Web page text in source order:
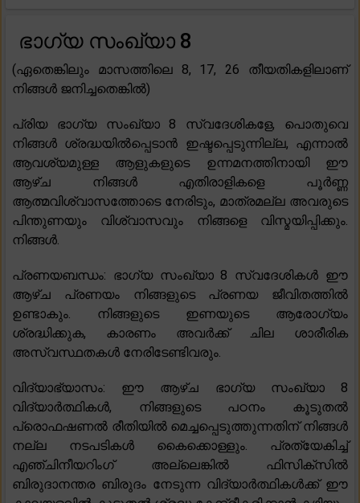
ഭാഗ്യ സംഖ്യാ 8
(ഏതെങ്കിലും മാസത്തിലെ 8, 17, 26 തീയതികളിലാണ്
നിങ്ങൾ ജനിച്ചതെങ്കിൽ)
പ്രിയ ഭാഗ്യ സംഖ്യാ 8 സ്വദേശികളേ, പൊതുവെ
നിങ്ങൾ ശ്രദ്ധയിൽപ്പെടാൻ ഇഷ്ടപ്പെടുന്നില്ല, എന്നാൽ
ആവശ്യമുള്ള ആളുകളുടെ ഉന്നമനത്തിനായി ഈ
ആഴ്ച നിങ്ങൾ എതിരാളികളെ പൂർണ്ണ
ആത്മവിശ്വാസത്തോടെ നേരിടും, മാത്രമല്ല അവരുടെ
പിന്തുണയും വിശ്വാസവും നിങ്ങളെ വിസ്മയിപ്പിക്കും.
നിങ്ങൾ.
പ്രണയബന്ധം: ഭാഗ്യ സംഖ്യാ 8 സ്വദേശികൾ ഈ
ആഴ്ച പ്രണയം നിങ്ങളുടെ പ്രണയ ജീവിതത്തിൽ
ഉണ്ടാകും. നിങ്ങളുടെ ഇണയുടെ ആരോഗ്യം
ശ്രദ്ധിക്കുക, കാരണം അവർക്ക് ചില ശാരീരിക
അസ്വസ്ഥതകൾ നേരിടേണ്ടിവരും.
വിദ്യാഭ്യാസം: ഈ ആഴ്ച ഭാഗ്യ സംഖ്യാ 8
വിദ്യാർത്ഥികൾ, നിങ്ങളുടെ പഠനം കൂടുതൽ
പ്രൊഫഷണൽ രീതിയിൽ മെച്ചപ്പെടുത്തുന്നതിന് നിങ്ങൾ
നല്ല നടപടികൾ കൈക്കൊള്ളും. പ്രത്യേകിച്ച്
എഞ്ചിനീയറിംഗ് അല്ലെങ്കിൽ ഫിസിക്‌സിൽ
ബിരുദാനന്തര ബിരുദം നേടുന്ന വിദ്യാർത്ഥികൾക്ക് ഈ